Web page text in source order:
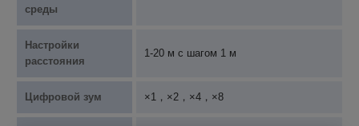
среды
Настройки
расстояния
1-20 м с шагом 1 м
Цифровой зум ×1，×2，×4，×8